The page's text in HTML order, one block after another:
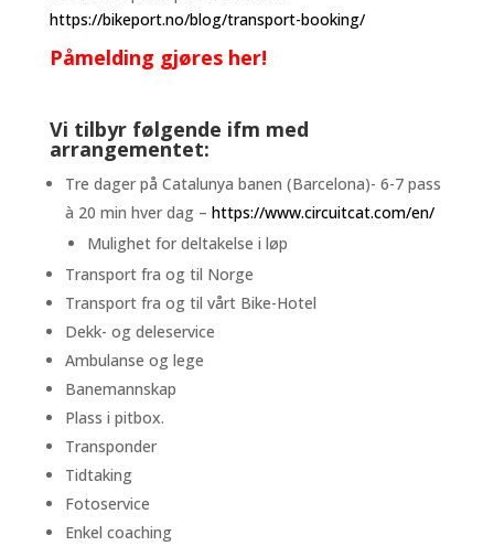
https://bikeport.no/blog/transport-booking/
Påmelding gjøres her!
Vi tilbyr følgende ifm med
arrangementet:
Tre dager på Catalunya banen (Barcelona)- 6-7 pass
à 20 min hver dag – https://www.circuitcat.com/en/
Mulighet for deltakelse i løp
Transport fra og til Norge
Transport fra og til vårt Bike-Hotel
Dekk- og deleservice
Ambulanse og lege
Banemannskap
Plass i pitbox.
Transponder
Tidtaking
Fotoservice
Enkel coaching